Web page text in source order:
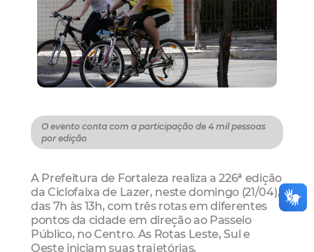
O evento conta com a participação de 4 mil pessoas
por edição
A Prefeitura de Fortaleza realiza a 226ª edição
da Ciclofaixa de Lazer, neste domingo (21/04),
das 7h às 13h, com três rotas em diferentes
pontos da cidade em direção ao Passeio
Público, no Centro. As Rotas Leste, Sul e
Oeste iniciam suas trajetórias,